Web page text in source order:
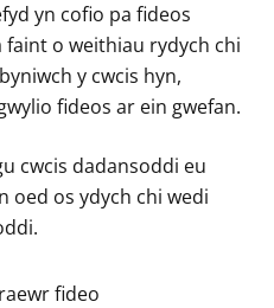
yn cofio pa fideos
faint o weithiau rydych chi
y cwcis hyn,
fideos ar ein gwefan.
cwcis dadansoddi eu
oed os ydych chi wedi
fideo